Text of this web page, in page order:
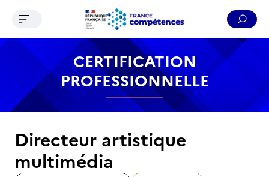
Contenu Recherche Menu Pied de page
Ouvrir le menu de navigation
CERTIFICATION
PROFESSIONNELLE
Directeur artistique
multimédia